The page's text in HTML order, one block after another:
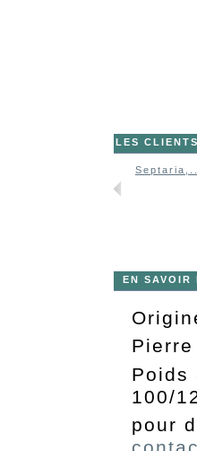
LES
EN SAVOIR
Poids
100/
pour